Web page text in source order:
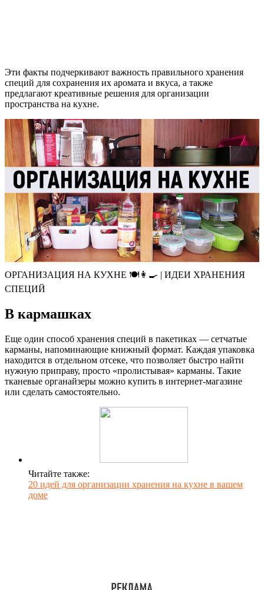
Эти факты подчеркивают важность правильного хранения
специй для сохранения их аромата и вкуса, а также
предлагают креативные решения для организации
пространства на кухне.
ОРГАНИЗАЦИЯ НА КУХНЕ 🍽👩‍🍳 | ИДЕИ ХРАНЕНИЯ
СПЕЦИЙ
В кармашках
Еще один способ хранения специй в пакетиках — сетчатые
карманы, напоминающие книжный формат. Каждая упаковка
находится в отдельном отсеке, что позволяет быстро найти
нужную приправу, просто «пролистывая» карманы. Такие
тканевые органайзеры можно купить в интернет-магазине
или сделать самостоятельно.
Читайте также:
20 идей для организации хранения на кухне в вашем
доме